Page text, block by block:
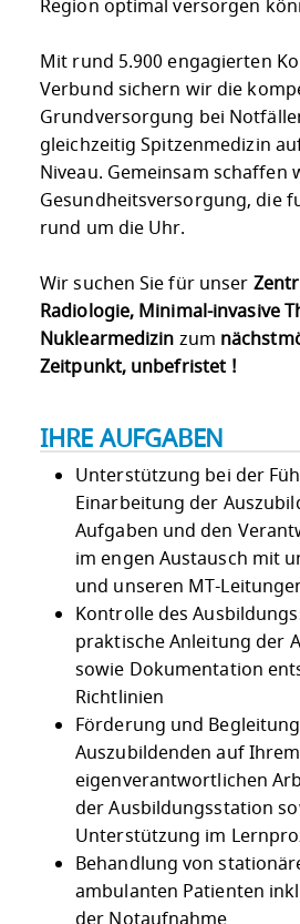
Region optimal versorgen
Mit rund 5.900 engagierten
Verbund sichern wir die
Grundversorgung bei
gleichzeitig Spitzenmedizin
Niveau. Gemeinsam schaffen
Gesundheitsversorgung, die
rund um die Uhr.
Wir suchen Sie für unser
Radiologie, Minimal-invasive
Nuklearmedizin zum
Zeitpunkt, unbefristet !
IHRE AUFGABEN
Unterstützung bei der
Einarbeitung der
Aufgaben und den
im engen Austausch mit
und unseren MT-
Kontrolle des
praktische Anleitung der
sowie Dokumentation
Richtlinien
Förderung und
Auszubildenden auf
eigenverantwortlichen
der Ausbildungsstation
Unterstützung im
Behandlung von
ambulanten Patienten